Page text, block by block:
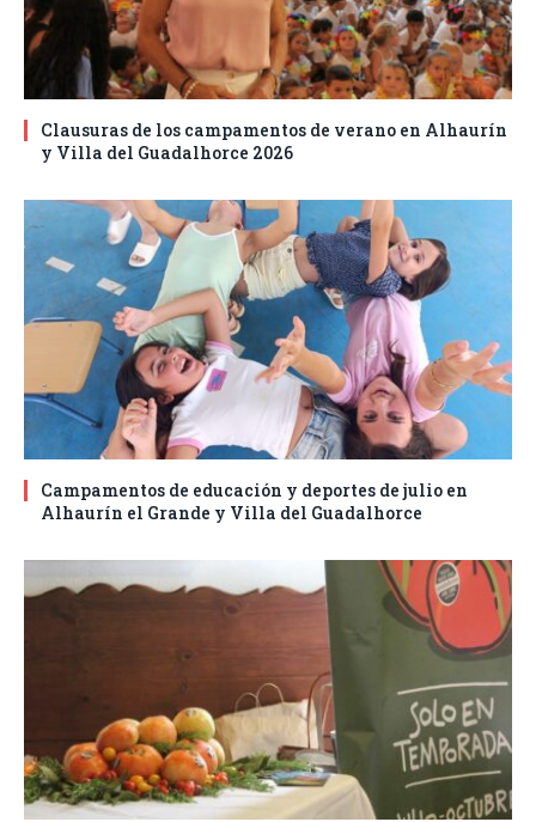
Clausuras de los campamentos de verano en Alhaurín
y Villa del Guadalhorce 2026
Campamentos de educación y deportes de julio en
Alhaurín el Grande y Villa del Guadalhorce